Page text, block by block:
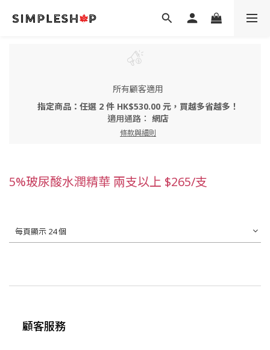
所有顧客適用
指定商品：任選 2 件 HK$530.00 元，買越多省越多！
適用通路： 網店
條款與細則
5%玻尿酸水潤精華 兩支以上 $265/支
每頁顯示 24 個
顧客服務